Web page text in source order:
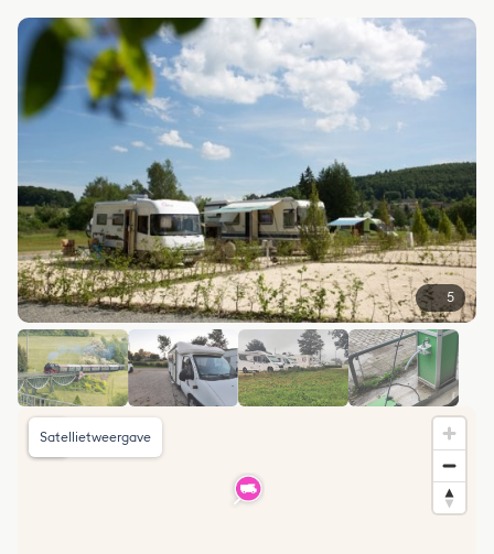
5
Satellietweergave